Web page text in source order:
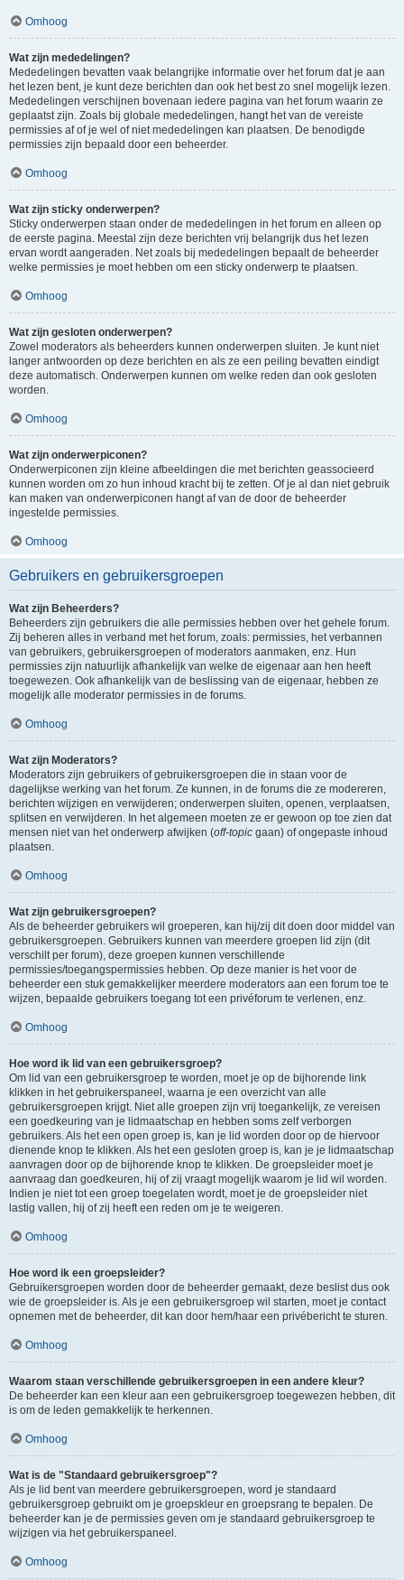
Omhoog
Wat zijn mededelingen?
Mededelingen bevatten vaak belangrijke informatie over het forum dat je aan
het lezen bent, je kunt deze berichten dan ook het best zo snel mogelijk lezen.
Mededelingen verschijnen bovenaan iedere pagina van het forum waarin ze
geplaatst zijn. Zoals bij globale mededelingen, hangt het van de vereiste
permissies af of je wel of niet mededelingen kan plaatsen. De benodigde
permissies zijn bepaald door een beheerder.
Omhoog
Wat zijn sticky onderwerpen?
Sticky onderwerpen staan onder de mededelingen in het forum en alleen op
de eerste pagina. Meestal zijn deze berichten vrij belangrijk dus het lezen
ervan wordt aangeraden. Net zoals bij mededelingen bepaalt de beheerder
welke permissies je moet hebben om een sticky onderwerp te plaatsen.
Omhoog
Wat zijn gesloten onderwerpen?
Zowel moderators als beheerders kunnen onderwerpen sluiten. Je kunt niet
langer antwoorden op deze berichten en als ze een peiling bevatten eindigt
deze automatisch. Onderwerpen kunnen om welke reden dan ook gesloten
worden.
Omhoog
Wat zijn onderwerpiconen?
Onderwerpiconen zijn kleine afbeeldingen die met berichten geassocieerd
kunnen worden om zo hun inhoud kracht bij te zetten. Of je al dan niet gebruik
kan maken van onderwerpiconen hangt af van de door de beheerder
ingestelde permissies.
Omhoog
Gebruikers en gebruikersgroepen
Wat zijn Beheerders?
Beheerders zijn gebruikers die alle permissies hebben over het gehele forum.
Zij beheren alles in verband met het forum, zoals: permissies, het verbannen
van gebruikers, gebruikersgroepen of moderators aanmaken, enz. Hun
permissies zijn natuurlijk afhankelijk van welke de eigenaar aan hen heeft
toegewezen. Ook afhankelijk van de beslissing van de eigenaar, hebben ze
mogelijk alle moderator permissies in de forums.
Omhoog
Wat zijn Moderators?
Moderators zijn gebruikers of gebruikersgroepen die in staan voor de
dagelijkse werking van het forum. Ze kunnen, in de forums die ze modereren,
berichten wijzigen en verwijderen; onderwerpen sluiten, openen, verplaatsen,
splitsen en verwijderen. In het algemeen moeten ze er gewoon op toe zien dat
mensen niet van het onderwerp afwijken (off-topic gaan) of ongepaste inhoud
plaatsen.
Omhoog
Wat zijn gebruikersgroepen?
Als de beheerder gebruikers wil groeperen, kan hij/zij dit doen door middel van
gebruikersgroepen. Gebruikers kunnen van meerdere groepen lid zijn (dit
verschilt per forum), deze groepen kunnen verschillende
permissies/toegangspermissies hebben. Op deze manier is het voor de
beheerder een stuk gemakkelijker meerdere moderators aan een forum toe te
wijzen, bepaalde gebruikers toegang tot een privéforum te verlenen, enz.
Omhoog
Hoe word ik lid van een gebruikersgroep?
Om lid van een gebruikersgroep te worden, moet je op de bijhorende link
klikken in het gebruikerspaneel, waarna je een overzicht van alle
gebruikersgroepen krijgt. Niet alle groepen zijn vrij toegankelijk, ze vereisen
een goedkeuring van je lidmaatschap en hebben soms zelf verborgen
gebruikers. Als het een open groep is, kan je lid worden door op de hiervoor
dienende knop te klikken. Als het een gesloten groep is, kan je je lidmaatschap
aanvragen door op de bijhorende knop te klikken. De groepsleider moet je
aanvraag dan goedkeuren, hij of zij vraagt mogelijk waarom je lid wil worden.
Indien je niet tot een groep toegelaten wordt, moet je de groepsleider niet
lastig vallen, hij of zij heeft een reden om je te weigeren.
Omhoog
Hoe word ik een groepsleider?
Gebruikersgroepen worden door de beheerder gemaakt, deze beslist dus ook
wie de groepsleider is. Als je een gebruikersgroep wil starten, moet je contact
opnemen met de beheerder, dit kan door hem/haar een privébericht te sturen.
Omhoog
Waarom staan verschillende gebruikersgroepen in een andere kleur?
De beheerder kan een kleur aan een gebruikersgroep toegewezen hebben, dit
is om de leden gemakkelijk te herkennen.
Omhoog
Wat is de "Standaard gebruikersgroep"?
Als je lid bent van meerdere gebruikersgroepen, word je standaard
gebruikersgroep gebruikt om je groepskleur en groepsrang te bepalen. De
beheerder kan je de permissies geven om je standaard gebruikersgroep te
wijzigen via het gebruikerspaneel.
Omhoog